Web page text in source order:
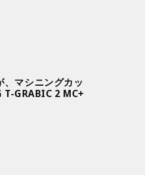
マシニングカッ
T-GRABIC 2 MC+